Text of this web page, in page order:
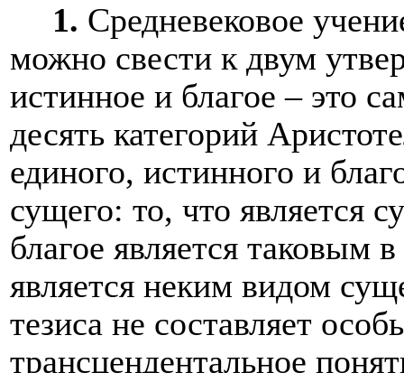
1. Средневековое
можно свести к двум
истинное и благое – это
десять категорий
единого, истинного и
сущего: то, что является
благое является таковым
является неким видом
тезиса не составляет
трансцендентальное